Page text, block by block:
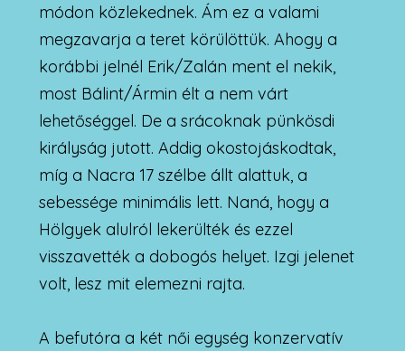
módon közlekednek. Ám ez a valami
megzavarja a teret körülöttük. Ahogy a
korábbi jelnél Erik/Zalán ment el nekik,
most Bálint/Ármin élt a nem várt
lehetőséggel. De a srácoknak pünkösdi
királyság jutott. Addig okostojáskodtak,
míg a Nacra 17 szélbe állt alattuk, a
sebessége minimális lett. Naná, hogy a
Hölgyek alulról lekerülték és ezzel
visszavették a dobogós helyet. Izgi jelenet
volt, lesz mit elemezni rajta.
A befutóra a két női egység konzervatív